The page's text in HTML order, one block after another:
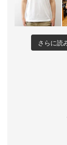
さらに読